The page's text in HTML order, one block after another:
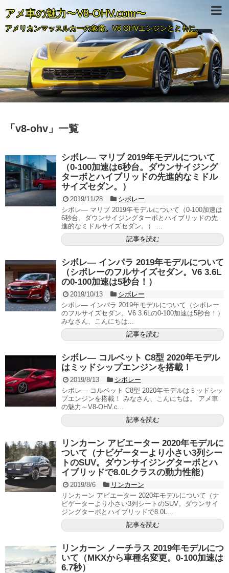
アメ車の魅力〜V8-OHV.com〜
アメリカンマッスルカーの象徴、V8 OHVエンジンとともに。
「 v8-ohv 」 一覧
シボレ― マリブ 2019年モデルについて
（0-100加速は6秒台。ダウンサイジング
ターボとハイブリッドの先進的なミドル
サイズセダン。）
2019/11/28
シボレー
シボレ― マリブ 2019年モデルについて（0-100加速は
6秒台。ダウンサイジングターボとハイブリッドの先
進的なミドルサイズセダン。） ...
記事を読む
シボレ― インパラ 2019年モデルについて
（シボレーのフルサイズセダン。V6 3.6L
の0-100加速は5秒台！）
2019/10/13
シボレー
シボレ― インパラ 2019年モデルについて（シボレー
のフルサイズセダン。V6 3.6Lの0-100加速は5秒台！）
みなさん、こんにちは...
記事を読む
シボレ― コルベット C8型 2020年モデル
はミッドシップエンジンを搭載！
2019/8/13
シボレー
シボレ― コルベット C8型 2020年モデルはミッドシッ
プエンジンを搭載！ みなさん、こんにちは。 アメ車
の魅力～V8-OHV.c...
記事を読む
リンカーン アビエーター 2020年モデルに
ついて（ナビゲーターより小さい3列シー
トのSUV。ダウンサイジングターボとハ
イブリッドで8.0Lクラスの動力性能）
2019/8/6
リンカーン
リンカーン アビエーター 2020年モデルについて（ナ
ビゲーターより小さい3列シートのSUV。ダウンサイ
ジングターボとハイブリッドで8.0L...
記事を読む
リンカーン ノーチラス 2019年モデルにつ
いて（MKXから車種名変更。0-100加速は
6.7秒）